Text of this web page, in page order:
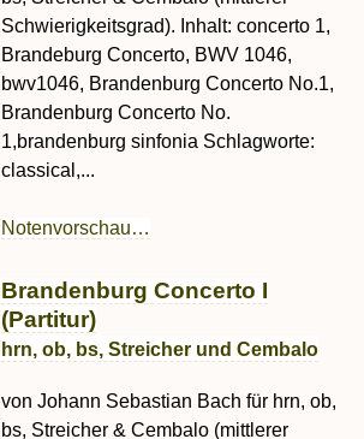
Schwierigkeitsgrad). Inhalt: concerto 1,
Brandeburg Concerto, BWV 1046,
bwv1046, Brandenburg Concerto No.1,
Brandenburg Concerto No.
1,brandenburg sinfonia Schlagworte:
classical,...
Notenvorschau…
Brandenburg Concerto I
(Partitur)
hrn, ob, bs, Streicher und Cembalo
von Johann Sebastian Bach für hrn, ob,
bs, Streicher & Cembalo (mittlerer